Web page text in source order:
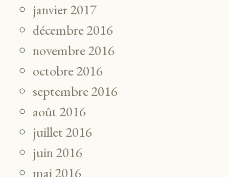
janvier 2017
décembre 2016
novembre 2016
octobre 2016
septembre 2016
août 2016
juillet 2016
juin 2016
mai 2016